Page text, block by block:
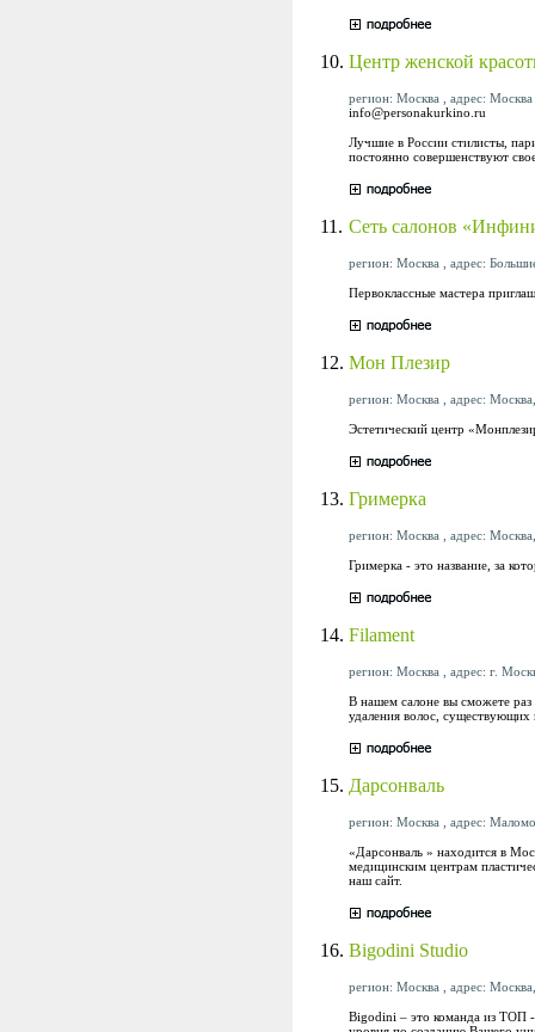
10. Центр женской
регион: Москва , адрес:
info@personakurkino.ru
Лучшие в России стилисты,
постоянно совершенствуют
11. Сеть салонов
регион: Москва , адрес:
Первоклассные мастера
12. Мон Плезир
регион: Москва , адрес:
Эстетический центр
13. Гримерка
регион: Москва , адрес:
Гримерка - это название, за
14. Filament
регион: Москва , адрес: г.
В нашем салоне вы сможете раз
удаления волос,
15. Дарсонваль
регион: Москва , адрес:
«Дарсонваль » находится в
медицинским центрам
наш сайт.
16. Bigodini Studio
регион: Москва , адрес:
Bigodini – это команда из ТОП -